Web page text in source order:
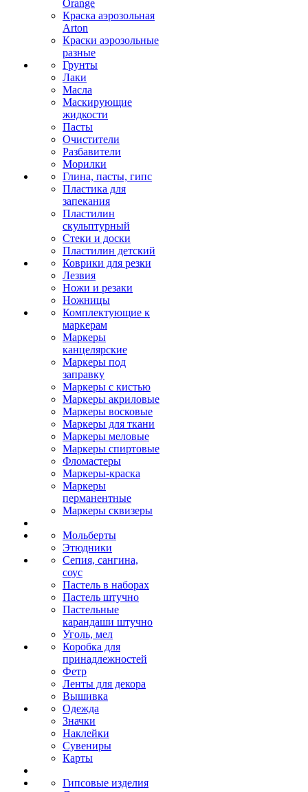
Orange
Краска аэрозольная
Arton
Краски аэрозольные
разные
Грунты
Лаки
Масла
Маскирующие
жидкости
Пасты
Очистители
Разбавители
Морилки
Глина, пасты, гипс
Пластика для
запекания
Пластилин
скульптурный
Стеки и доски
Пластилин детский
Коврики для резки
Лезвия
Ножи и резаки
Ножницы
Комплектующие к
маркерам
Маркеры
канцелярские
Маркеры под
заправку
Маркеры с кистью
Маркеры акриловые
Маркеры восковые
Маркеры для ткани
Маркеры меловые
Маркеры спиртовые
Фломастеры
Маркеры-краска
Маркеры
перманентные
Маркеры сквизеры
Мольберты
Этюдники
Сепия, сангина,
соус
Пастель в наборах
Пастель штучно
Пастельные
карандаши штучно
Уголь, мел
Коробка для
принадлежностей
Фетр
Ленты для декора
Вышивка
Одежда
Значки
Наклейки
Сувениры
Карты
Гипсовые изделия